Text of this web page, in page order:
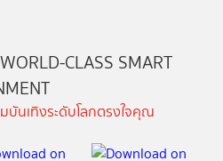
CLASS SMART
บันเทิงระดับโลกตรงใจคุณ